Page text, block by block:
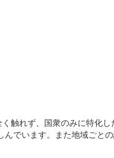
売。サミット終了後は前橋
触れず、国衆のみに特化
でいます。また地域ご